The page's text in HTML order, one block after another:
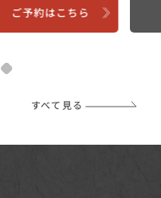
ご予約はこちら
すべて見る